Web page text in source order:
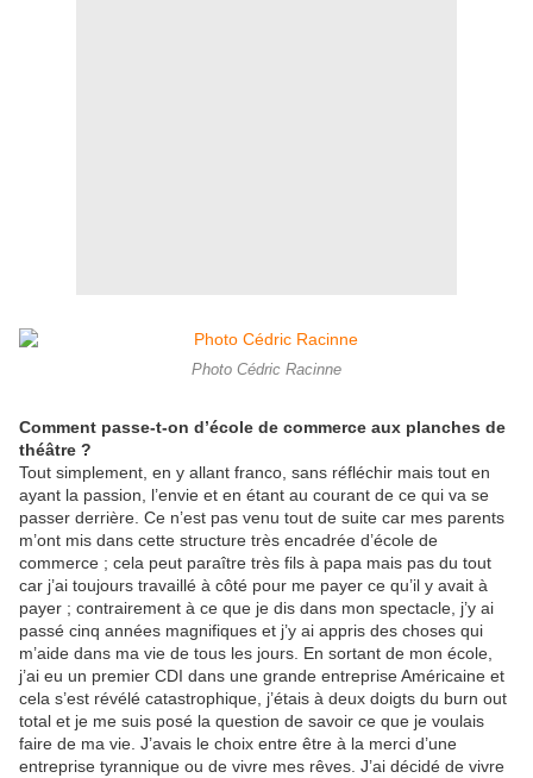
Photo Cédric Racinne
Comment passe-t-on d’école de commerce aux planches de
théâtre ?
Tout simplement, en y allant franco, sans réfléchir mais tout en
ayant la passion, l’envie et en étant au courant de ce qui va se
passer derrière. Ce n’est pas venu tout de suite car mes parents
m’ont mis dans cette structure très encadrée d’école de
commerce ; cela peut paraître très fils à papa mais pas du tout
car j’ai toujours travaillé à côté pour me payer ce qu’il y avait à
payer ; contrairement à ce que je dis dans mon spectacle, j’y ai
passé cinq années magnifiques et j’y ai appris des choses qui
m’aide dans ma vie de tous les jours. En sortant de mon école,
j’ai eu un premier CDI dans une grande entreprise Américaine et
cela s’est révélé catastrophique, j’étais à deux doigts du burn out
total et je me suis posé la question de savoir ce que je voulais
faire de ma vie. J’avais le choix entre être à la merci d’une
entreprise tyrannique ou de vivre mes rêves. J’ai décidé de vivre